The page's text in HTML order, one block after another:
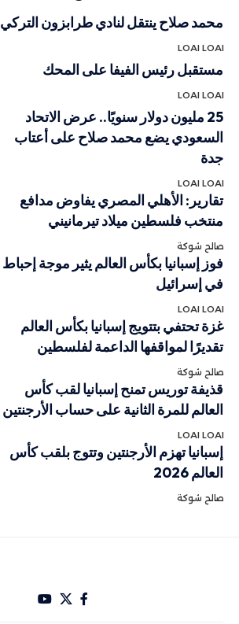
محمد صلاح ينتقل لنادي طرابزون التركي
LOAI LOAI
مستقبل رئيس الفيفا على المحك
LOAI LOAI
25 مليون دولار سنويًا.. عرض الاتحاد
السعودي يضع محمد صلاح على أعتاب
جدة
LOAI LOAI
تقارير: الأهلي المصري يفاوض مدافع
منتخب فلسطين ميلاد تيرمانيني
صالح شوكة
فوز إسبانيا بكأس العالم يثير موجة إحباط
في إسرائيل
LOAI LOAI
غزة تحتفي بتتويج إسبانيا بكأس العالم
تقديرًا لمواقفها الداعمة لفلسطين
صالح شوكة
قذيفة توريس تمنح إسبانيا لقب كأس
العالم للمرة الثانية على حساب الأرجنتين
LOAI LOAI
إسبانيا تهزم الأرجنتين وتتوج بلقب كأس
العالم 2026
صالح شوكة